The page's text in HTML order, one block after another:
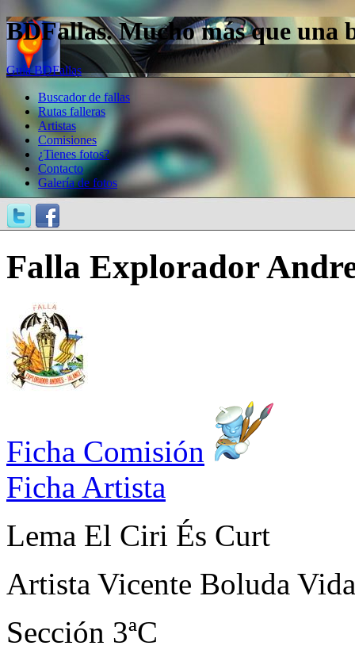
BDFallas. Mucho más que una
Guía BDFallas
Buscador de fallas
Rutas falleras
Artistas
Comisiones
¿Tienes fotos?
Contacto
Galería de fotos
Falla Explorador
Ficha Comisión
Ficha Artista
Lema El Ciri És Curt
Artista Vicente Boluda
Sección 3ªC